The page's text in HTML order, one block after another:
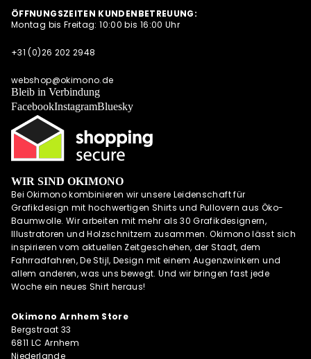
ÖFFNUNGSZEITEN KUNDENBETREUUNG:
Montag bis Freitag: 10:00 bis 16:00 Uhr
+31 (0)26 202 2948
webshop@okimono.de
Bleib in Verbindung
FacebookInstagramBluesky
WIR SIND OKIMONO
Bei Okimono kombinieren wir unsere Leidenschaft für
Grafikdesign mit hochwertigen Shirts und Pullovern aus Öko-
Baumwolle. Wir arbeiten mit mehr als 30 Grafikdesignern,
Illustratoren und Holzschnitzern zusammen. Okimono lässt sich
inspirieren vom aktuellen Zeitgeschehen, der Stadt, dem
Fahrradfahren, De Stijl, Design mit einem Augenzwinkern und
allem anderen, was uns bewegt. Und wir bringen fast jede
Woche ein neues Shirt heraus!
Okimono Arnhem Store
Bergstraat 33
6811 LC Arnhem
Niederlande